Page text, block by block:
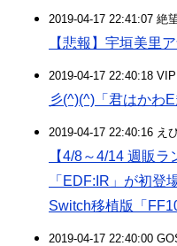
2019-04-17 22:41:07 絶
【悲報】宇垣美里
2019-04-17 22:40:18
彡(^)(^)「君はかわ
2019-04-17 22:40:16 え
【4/8～4/14 週販
「EDF:IR」が初登
Switch移植版「
2019-04-17 22:40:00